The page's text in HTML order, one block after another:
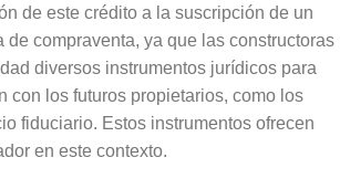
de este crédito a la suscripción de un
de compraventa, ya que las constructoras
diversos instrumentos jurídicos para
con los futuros propietarios, como los
fiduciario. Estos instrumentos ofrecen
en este contexto.